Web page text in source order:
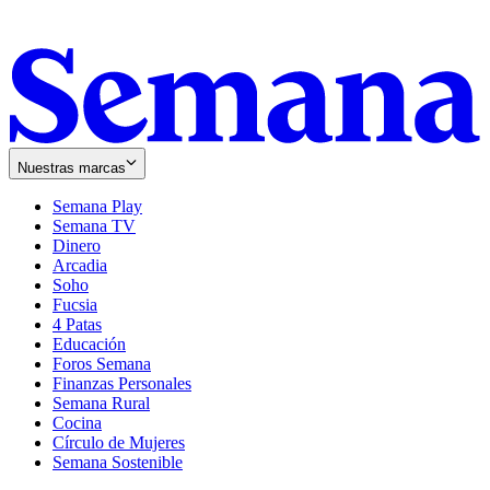
Nuestras marcas
Semana Play
Semana TV
Dinero
Arcadia
Soho
in
new
window
Fucsia
in
new
window
4 Patas
Educación
Foros Semana
Finanzas Personales
Semana Rural
Cocina
Círculo de Mujeres
Semana Sostenible